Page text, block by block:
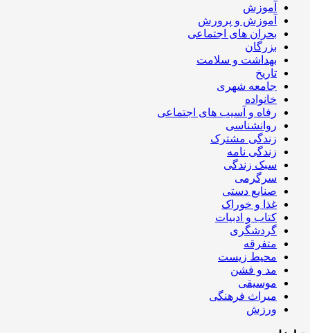
آموزش
آموزش و پرورش
بحران های اجتماعی
بزرگان
بهداشت و سلامت
تاریخ
جامعه شهری
خانواده
رفاه و آسیب های اجتماعی
روانشناسی
زندگی مشترک
زندگی نامه
سبک زندگی
سرگرمی
صنایع دستی
غذا و خوراک
کتاب و ادبیات
گردشگری
متفرقه
محیط زیست
مد و فشن
موسیقی
میراث فرهنگی
ورزش